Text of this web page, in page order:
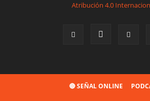
Atribución 4.0
🔴 SEÑAL ONLINE